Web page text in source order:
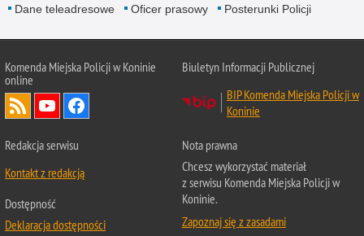
Dane teleadresowe Oficer prasowy Posterunki Policji
Komenda Miejska Policji w Koninie
online
Biuletyn Informacji Publicznej
BIP Komenda Miejska Policji w
Koninie
Redakcja serwisu
Kontakt z redakcją
Dostępność
Deklaracja dostępności
Nota prawna
Chcesz wykorzystać materiał
z serwisu Komenda Miejska Policji w
Koninie.
Zapoznaj się z zasadami